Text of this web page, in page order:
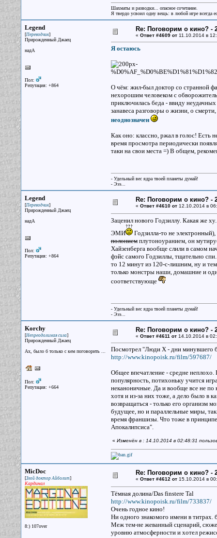
Шахматы и разводки... опасное сочетание.
Я твердо усвоил одну вещь: в любой игре всегда
Legend
[Переводчик]
Прирожденный Джаец
надА
Пол:
Репутация: +864
Re: Поговорим о кино? -
« Ответ #4609 от11.10.2014 в
Я остаюсь
О чём: жил-был доктор со странной
нехорошим человеком с
приключилась беда - ввиду
занавеса разговоры о жизни, о
неоднозначен
Как оно: классно, ржал в голос! Есть
время просмотра периодически
таки на свои места =) В общем,
- Удельный вес ядра твоей планеты думай!
- Эээ...
Legend
[Переводчик]
Прирожденный Джаец
надА
Пол:
Репутация: +864
Re: Поговорим о кино? -
« Ответ #4610 от12.10.2014 в
Заценил нового Годзиллу. Какая же
ЭМИ
Годзилла-то не
полониемплутоноуранием, он
Хайзенберга вообще слили в самом
фэйс самого Годзиллы, тщательно
то 12 минут из 120-с-лишним, ну и
только монстры наши, домашние и
соответствующе
- Удельный вес ядра твоей планеты думай!
- Эээ...
Korchy
[Непреодолимая сила]
Прирожденный Джаец
Ах, было б только с кем поговорить ...
Пол:
Репутация: +664
Re: Поговорим о кино? -
« Ответ #4611 от14.10.2014 в
Посмотрел "Люди Х - дни минувшего
http://www.kinopoisk.ru/film/597687/
Общее впечатление - средне неплохо.
популярность, потихоньку учится
неканоничные. Да и вообще все не по
хотя и из-за них тоже, а дело было в
возвращаться - только его организм
будущее, но и параллельные миры,
время франшизы. Что тоже в
Апокалипсиса".
« Изменён в : 14.10.2014 в 02:48:31
MicDoc
[Злой доктор Айболит]
Кардинал
8:) 107over
Re: Поговорим о кино? -
« Ответ #4612 от15.10.2014 в
Тёмная долина/Das finstere Tal
http://www.kinopoisk.ru/film/733837/
Очень годное кино!
Ни одного знакомого имени в
Меж тем-не жеванный сценарий,
уровню атмосферности и хотел